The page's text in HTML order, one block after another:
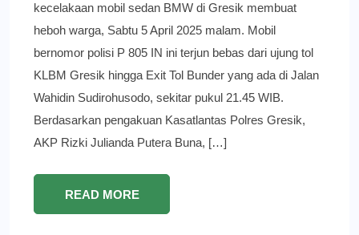
kecelakaan mobil sedan BMW di Gresik membuat
heboh warga, Sabtu 5 April 2025 malam. Mobil
bernomor polisi P 805 IN ini terjun bebas dari ujung tol
KLBM Gresik hingga Exit Tol Bunder yang ada di Jalan
Wahidin Sudirohusodo, sekitar pukul 21.45 WIB.
Berdasarkan pengakuan Kasatlantas Polres Gresik,
AKP Rizki Julianda Putera Buna, […]
READ MORE